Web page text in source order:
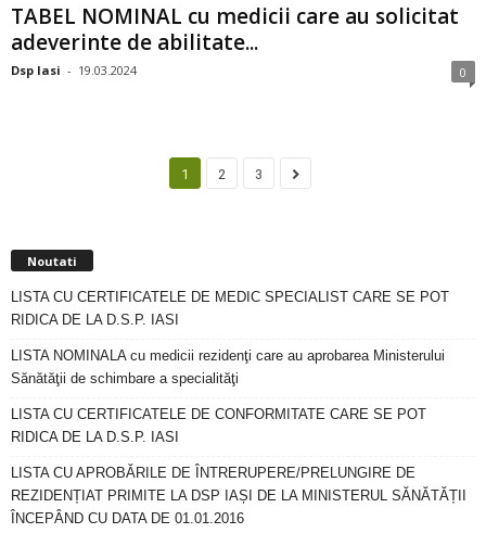
TABEL NOMINAL cu medicii care au solicitat
adeverinte de abilitate...
Dsp Iasi - 19.03.2024 0
1 2 3
Noutati
LISTA CU CERTIFICATELE DE MEDIC SPECIALIST CARE SE POT
RIDICA DE LA D.S.P. IASI
LISTA NOMINALA cu medicii rezidenţi care au aprobarea Ministerului
Sănătăţii de schimbare a specialităţi
LISTA CU CERTIFICATELE DE CONFORMITATE CARE SE POT
RIDICA DE LA D.S.P. IASI
LISTA CU APROBĂRILE DE ÎNTRERUPERE/PRELUNGIRE DE
REZIDENȚIAT PRIMITE LA DSP IAȘI DE LA MINISTERUL SĂNĂTĂȚII
ÎNCEPÂND CU DATA DE 01.01.2016